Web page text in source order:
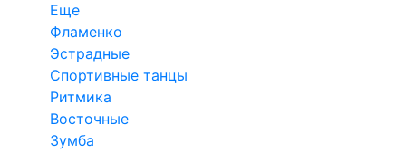
Еще
Фламенко
Эстрадные
Спортивные танцы
Ритмика
Восточные
Зумба